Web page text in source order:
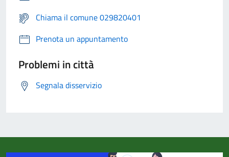
Chiama il comune 029820401
Prenota un appuntamento
Problemi in città
Segnala disservizio